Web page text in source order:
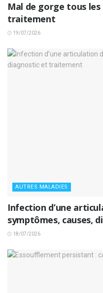
Mal de gorge tous les
traitement
19/07/2026
AUTRES MALADIES
Infection d’une
symptômes, causes,
18/07/2026